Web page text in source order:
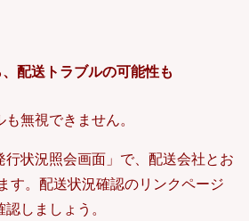
配送トラブルの可能性も
無視できません。
行状況照会画面」で、配送会社とお
す。配送状況確認のリンクページ
しましょう。